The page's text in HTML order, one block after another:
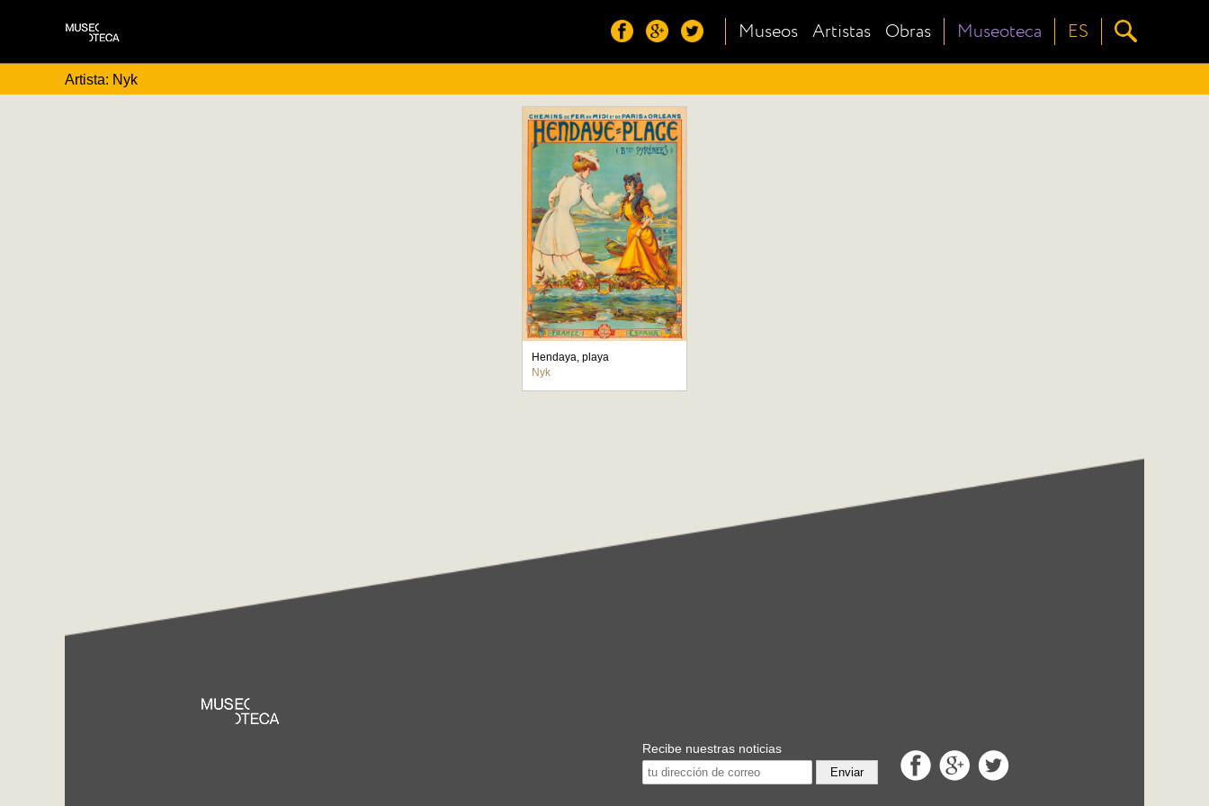
Museos Artistas Obras Museoteca ES
Artista: Nyk
Hendaya, playa
Nyk
Recibe nuestras noticias
Enviar